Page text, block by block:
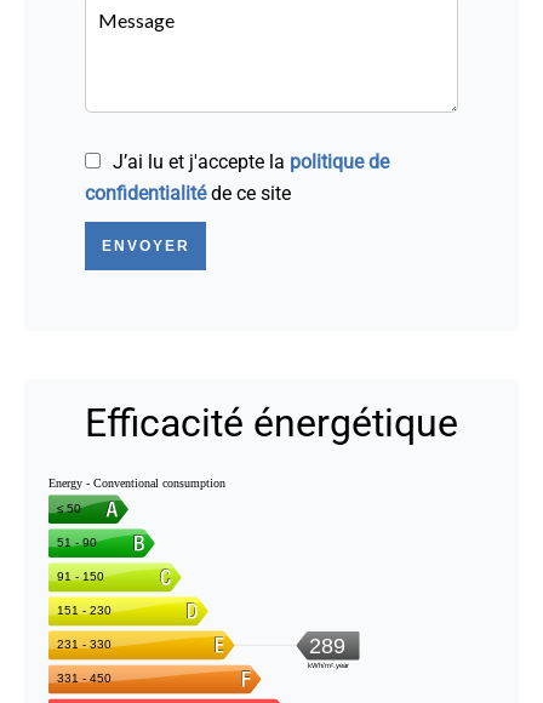
J’ai lu et j'accepte la politique de
confidentialitéde ce site
ENVOYER
Efficacité énergétique